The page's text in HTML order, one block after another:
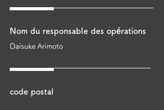
Nom du responsable des opérations
Daisuke Arimoto
code postal